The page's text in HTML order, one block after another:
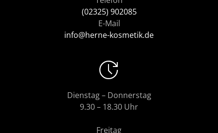
(02325) 902085
E-Mail
info@herne-kosmetik.de
Dienstag – Donnerstag
9.30 – 18.30 Uhr
Freitag